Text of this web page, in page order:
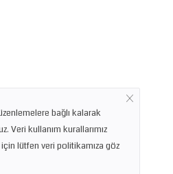
bağlı kalarak
Veri kullanım kurallarımız
lütfen veri politikamıza göz